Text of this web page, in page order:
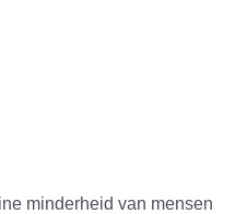
minderheid van mensen